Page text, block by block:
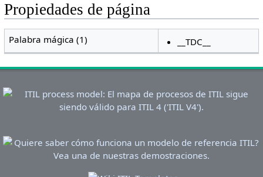
Propiedades de página
Palabra mágica (1) __TDC__